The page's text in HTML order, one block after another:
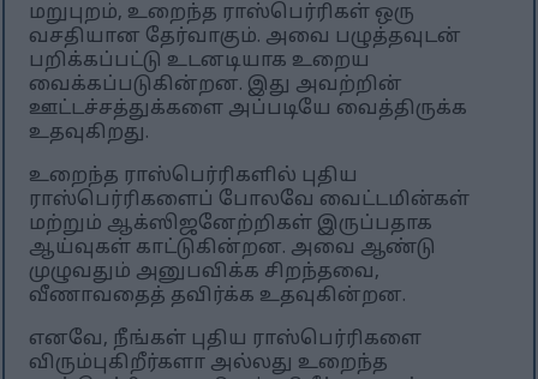
மறுபுறம், உறைந்த ராஸ்பெர்ரிகள் ஒரு
வசதியான தேர்வாகும். அவை பழுத்தவுடன்
பறிக்கப்பட்டு உடனடியாக உறைய
வைக்கப்படுகின்றன. இது அவற்றின்
ஊட்டச்சத்துக்களை அப்படியே வைத்திருக்க
உதவுகிறது.
உறைந்த ராஸ்பெர்ரிகளில் புதிய
ராஸ்பெர்ரிகளைப் போலவே வைட்டமின்கள்
மற்றும் ஆக்ஸிஜனேற்றிகள் இருப்பதாக
ஆய்வுகள் காட்டுகின்றன. அவை ஆண்டு
முழுவதும் அனுபவிக்க சிறந்தவை,
வீணாவதைத் தவிர்க்க உதவுகின்றன.
எனவே, நீங்கள் புதிய ராஸ்பெர்ரிகளை
விரும்புகிறீர்களா அல்லது உறைந்த